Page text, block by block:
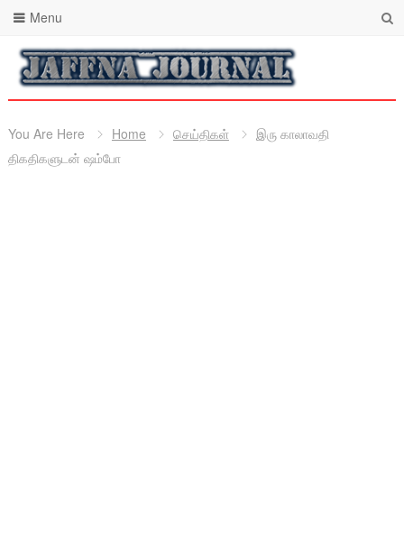
Menu
You Are Here Home செய்திகள்
இரு காலாவதி
திகதிகளுடன் ஷம்போ